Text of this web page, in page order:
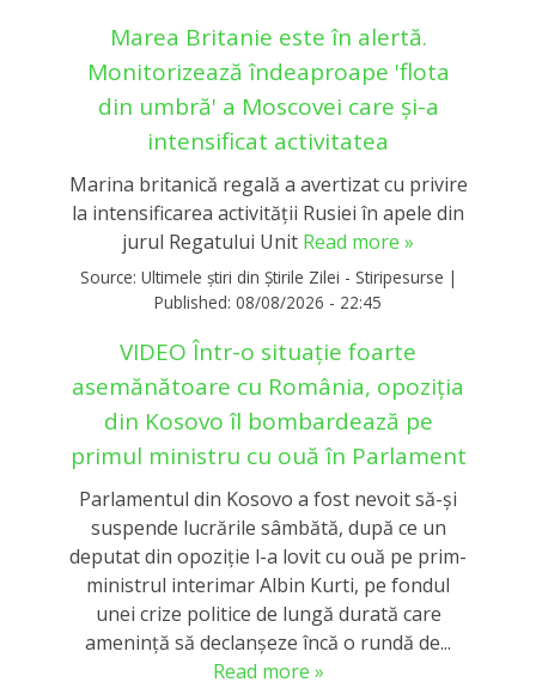
Marea Britanie este în alertă.
Monitorizează îndeaproape 'flota
din umbră' a Moscovei care și-a
intensificat activitatea
Marina britanică regală a avertizat cu privire
la intensificarea activităţii Rusiei în apele din
jurul Regatului Unit Read more »
Source: Ultimele știri din Știrile Zilei - Stiripesurse |
Published: 08/08/2026 - 22:45
VIDEO Într-o situație foarte
asemănătoare cu România, opoziția
din Kosovo îl bombardează pe
primul ministru cu ouă în Parlament
Parlamentul din Kosovo a fost nevoit să-și
suspende lucrările sâmbătă, după ce un
deputat din opoziție l-a lovit cu ouă pe prim-
ministrul interimar Albin Kurti, pe fondul
unei crize politice de lungă durată care
amenință să declanșeze încă o rundă de...
Read more »